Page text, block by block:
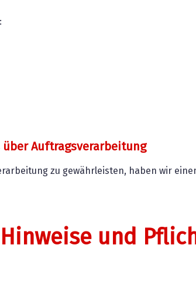
über Auftragsverarbeitung
zu gewährleisten, haben wir
und